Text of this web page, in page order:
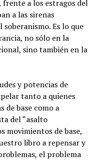
frente a los estragos del
a las sirenas
Es lo que
no sólo en la
sino también en la
y potencias de
tanto a quienes
de base como a
del “asalto
movimientos de base,
libro a repensar y
el problema